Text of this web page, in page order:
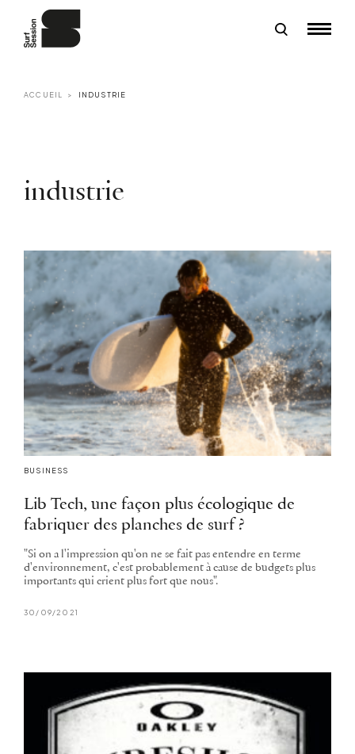
ACCUEIL INDUSTRIE
industrie
BUSINESS
Lib Tech, une façon plus écologique de
fabriquer des planches de surf ?
"Si on a l'impression qu'on ne se fait pas entendre en terme
d'environnement, c'est probablement à cause de budgets plus
importants qui crient plus fort que nous".
30/09/2021